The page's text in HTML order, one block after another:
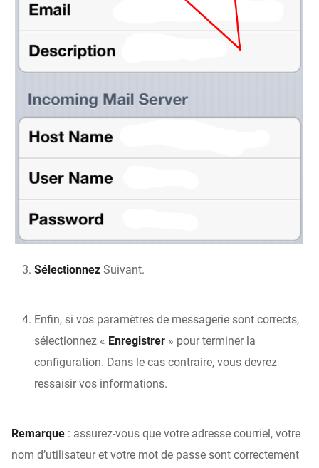
Sélectionnez Suivant.
Enfin, si vos paramètres de messagerie sont corrects,
sélectionnez « Enregistrer » pour terminer la
configuration. Dans le cas contraire, vous devrez
ressaisir vos informations.
Remarque : assurez-vous que votre adresse courriel, votre
nom d’utilisateur et votre mot de passe sont correctement